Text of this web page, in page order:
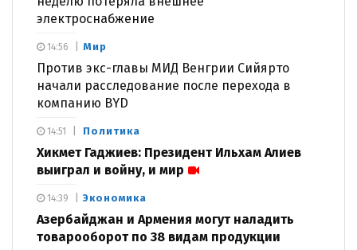
электроснабжение
Мир
Против экс-главы МИД Венгрии Сийярто
начали расследование после перехода в
компанию BYD
14:56
Политика
Хикмет Гаджиев: Президент Ильхам Алиев
выиграл и войну, и мир
14:51
Экономика
Азербайджан и Армения могут наладить
товарооборот по 38 видам продукции
14:39